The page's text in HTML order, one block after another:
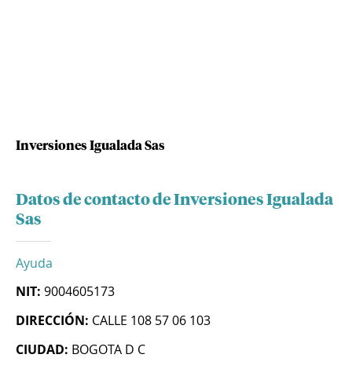
Inversiones Igualada Sas
Datos de contacto de Inversiones Igualada
Sas
Ayuda
NIT: 9004605173
DIRECCIÓN: CALLE 108 57 06 103
CIUDAD: BOGOTA D C